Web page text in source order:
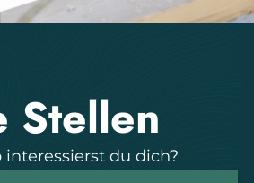
Stellen
interessierst du dich?